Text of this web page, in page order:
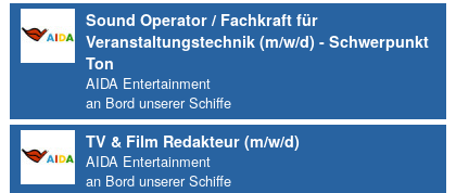
Sound Operator / Fachkraft für
Veranstaltungstechnik (m/w/d) - Schwerpunkt
Ton
AIDA Entertainment
an Bord unserer Schiffe
TV & Film Redakteur (m/w/d)
AIDA Entertainment
an Bord unserer Schiffe